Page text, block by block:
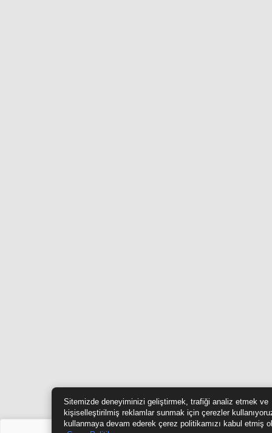
Sitemizde deneyiminizi geliştirmek, trafiği analiz etmek ve
kişiselleştirilmiş reklamlar sunmak için çerezler
kullanmaya devam ederek çerez politikamızı kabul etmiş